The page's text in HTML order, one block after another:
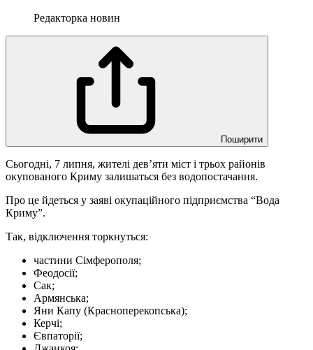
Редакторка новин
Поширити
Сьогодні, 7 липня, жителі девʼяти міст і трьох районів
окупованого Криму залишаться без водопостачання.
Про це йдеться у заяві окупаційного підприємства “Вода
Криму”.
Так, відключення торкнуться:
частини Сімферополя;
Феодосії;
Сак;
Армянська;
Яни Капу (Красноперекопська);
Керчі;
Євпаторії;